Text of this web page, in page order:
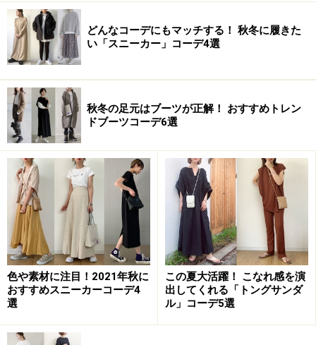
マシュマロラウンドパンプス 2490円（税抜）／GU（
ジーユー）
ジーユーで人気のマシュマロパンプスに新型が登場。ラ
ウンドトゥと、ローヒールでトレンド感を取り入れつ
つ、歩きやすいのが嬉しいポイントです。
足あたりのよいジャージー素材のライニングが採用され
ており、低反発の中敷きとかかとクッションで抜群の履
き心地を実現しています。
こちらのアイテムは、22.5cm～25.0cmの0.5cm刻みで展
開しているので、普段サイズが合わなくてジーユーの靴
をあきらめていた方にもおすすめ です。
どんなコーデにもマッチする！ 秋冬に履きた
い「スニーカー」コーデ4選
秋冬の足元はブーツが正解！ おすすめトレン
ドブーツコーデ6選
色や素材に注目！2021年秋に
おすすめスニーカーコーデ4
選
この夏大活躍！ こなれ感を演
出してくれる「トングサンダ
ル」コーデ5選